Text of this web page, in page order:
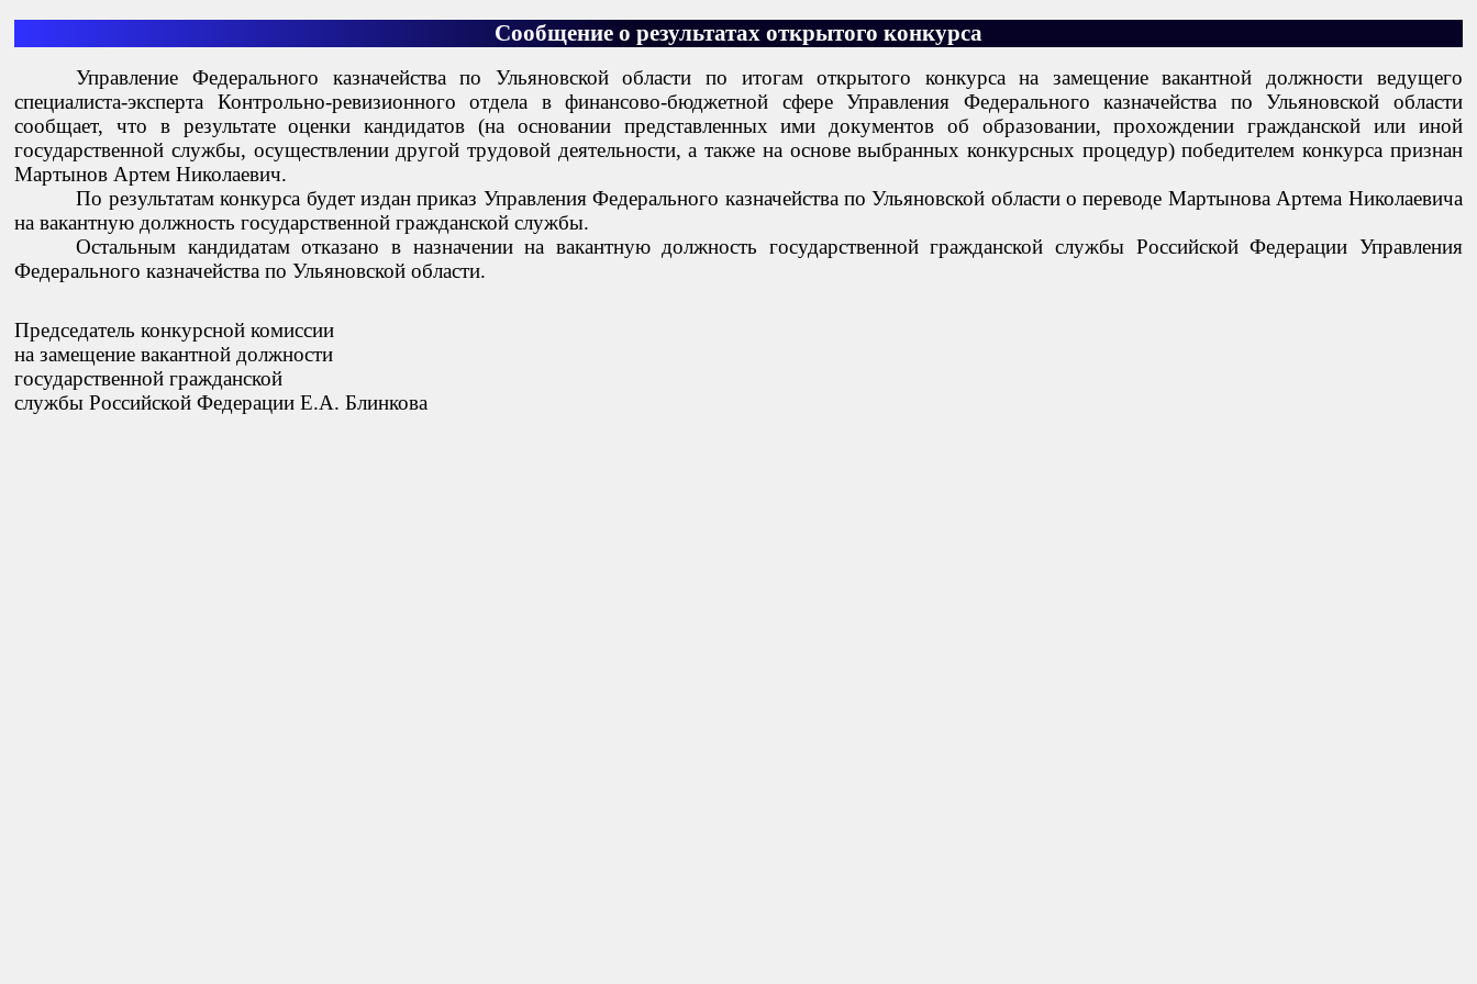
Сообщение о результатах открытого конкурса
Управление Федерального казначейства по Ульяновской области по итогам открытого конкурса на замещение вакантной должности ведущего
специалиста-эксперта Контрольно-ревизионного отдела в финансово-бюджетной сфере Управления Федерального казначейства по Ульяновской области
сообщает, что в результате оценки кандидатов (на основании представленных ими документов об образовании, прохождении гражданской или иной
государственной службы, осуществлении другой трудовой деятельности, а также на основе выбранных конкурсных процедур) победителем конкурса признан
Мартынов Артем Николаевич.
По результатам конкурса будет издан приказ Управления Федерального казначейства по Ульяновской области о переводе Мартынова Артема Николаевича
на вакантную должность государственной гражданской службы.
Остальным кандидатам отказано в назначении на вакантную должность государственной гражданской службы Российской Федерации Управления
Федерального казначейства по Ульяновской области.
Председатель конкурсной комиссии
на замещение вакантной должности
государственной гражданской
службы Российской Федерации Е.А. Блинкова